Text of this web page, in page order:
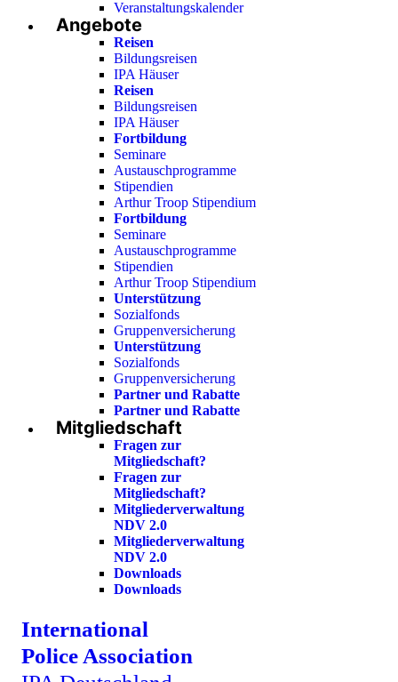
Veranstaltungskalender
Angebote
Reisen
Bildungsreisen
IPA Häuser
Reisen
Bildungsreisen
IPA Häuser
Fortbildung
Seminare
Austauschprogramme
Stipendien
Arthur Troop Stipendium
Fortbildung
Seminare
Austauschprogramme
Stipendien
Arthur Troop Stipendium
Unterstützung
Sozialfonds
Gruppenversicherung
Unterstützung
Sozialfonds
Gruppenversicherung
Partner und Rabatte
Partner und Rabatte
Mitgliedschaft
Fragen zur
Mitgliedschaft?
Fragen zur
Mitgliedschaft?
Mitgliederverwaltung
NDV 2.0
Mitgliederverwaltung
NDV 2.0
Downloads
Downloads
International
Police Association